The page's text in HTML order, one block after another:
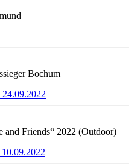
Bochum
24.09.2022
and Friends“ 2022 (Outdoor)